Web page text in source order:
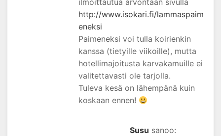
ilmoittautua arvontaan sivulla
http://www.isokari.fi/lammaspaim
eneksi
Paimeneksi voi tulla koirienkin
kanssa (tietyille viikoille), mutta
hotellimajoitusta karvakamuille ei
valitettavasti ole tarjolla.
Tuleva kesä on lähempänä kuin
koskaan ennen!
Susu sanoo: